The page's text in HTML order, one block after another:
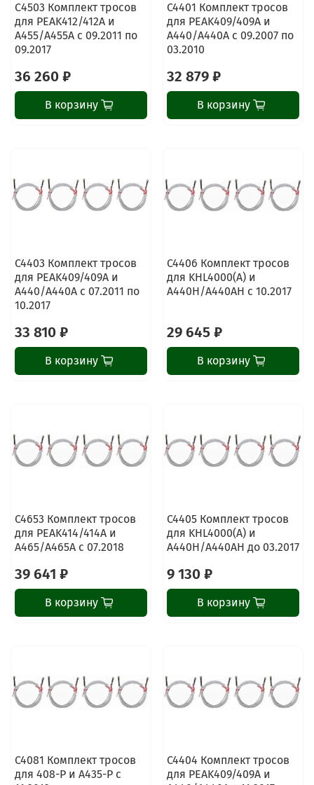
С4503 Комплект тросов
для PEAK412/412A и
A455/A455A с 09.2011 по
09.2017
36 260 ₽
В корзину
C4401 Комплект тросов
для PEAK409/409A и
A440/A440A с 09.2007 по
03.2010
32 879 ₽
В корзину
C4403 Комплект тросов
для PEAK409/409A и
A440/A440A с 07.2011 по
10.2017
33 810 ₽
В корзину
C4406 Комплект тросов
для KHL4000(A) и
A440H/A440AH с 10.2017
29 645 ₽
В корзину
C4653 Комплект тросов
для PEAK414/414A и
A465/A465A с 07.2018
39 641 ₽
В корзину
C4405 Комплект тросов
для KHL4000(A) и
A440H/A440AH до 03.2017
9 130 ₽
В корзину
C4081 Комплект тросов
для 408-P и A435-P с
C4404 Комплект тросов
для PEAK409/409A и